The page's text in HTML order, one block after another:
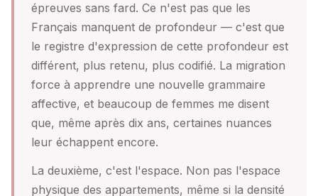
épreuves sans fard. Ce n'est pas que les
Français manquent de profondeur — c'est que
le registre d'expression de cette profondeur est
différent, plus retenu, plus codifié. La migration
force à apprendre une nouvelle grammaire
affective, et beaucoup de femmes me disent
que, même après dix ans, certaines nuances
leur échappent encore.
La deuxième, c'est l'espace. Non pas l'espace
physique des appartements, même si la densité